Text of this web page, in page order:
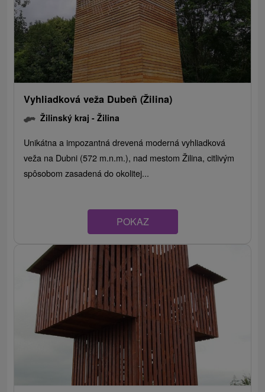
Vyhliadková veža Dubeň (Žilina)
Žilinský kraj -Žilina
Unikátna a impozantná drevená moderná vyhliadková
veža na Dubni (572 m.n.m.), nad mestom Žilina, citlivým
spôsobom zasadená do okolitej...
POKAZ